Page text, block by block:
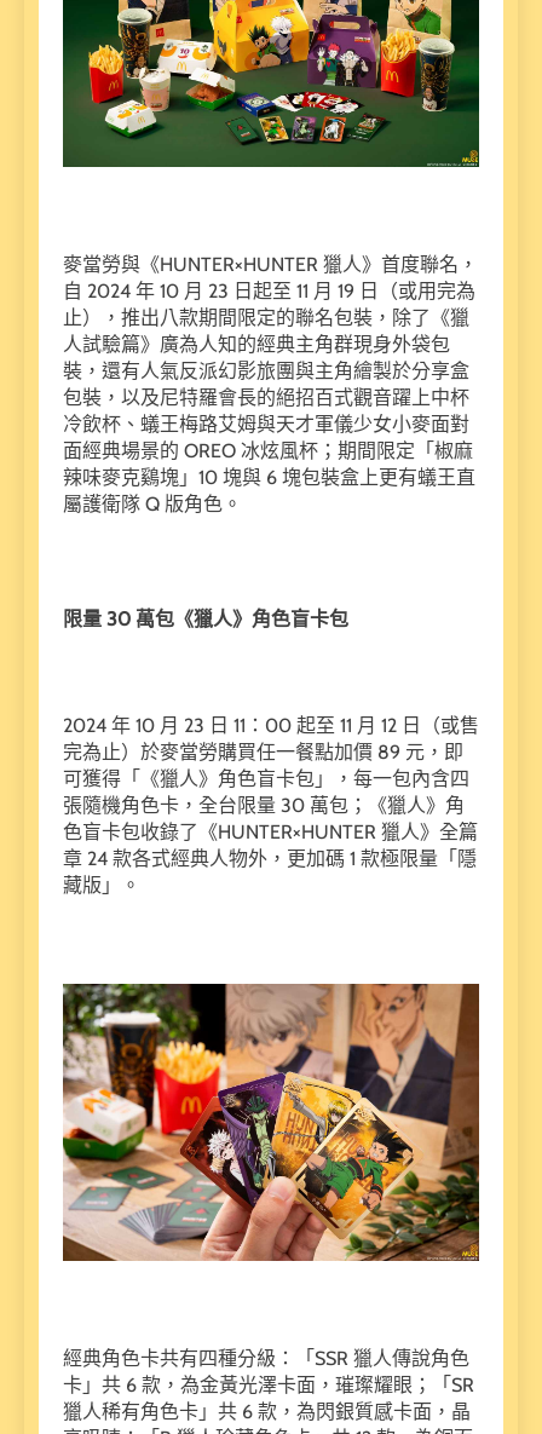
麥當勞與《HUNTER×HUNTER 獵人》首度聯名，
自 2024 年 10 月 23 日起至 11 月 19 日（或用完為
止），推出八款期間限定的聯名包裝，除了《獵
人試驗篇》廣為人知的經典主角群現身外袋包
裝，還有人氣反派幻影旅團與主角繪製於分享盒
包裝，以及尼特羅會長的絕招百式觀音躍上中杯
冷飲杯、蟻王梅路艾姆與天才軍儀少女小麥面對
面經典場景的 OREO 冰炫風杯；期間限定「椒麻
辣味麥克鷄塊」10 塊與 6 塊包裝盒上更有蟻王直
屬護衛隊 Q 版角色。
限量 30 萬包《獵人》角色盲卡包
2024 年 10 月 23 日 11：00 起至 11 月 12 日（或售
完為止）於麥當勞購買任一餐點加價 89 元，即
可獲得「《獵人》角色盲卡包」，每一包內含四
張隨機角色卡，全台限量 30 萬包；《獵人》角
色盲卡包收錄了《HUNTER×HUNTER 獵人》全篇
章 24 款各式經典人物外，更加碼 1 款極限量「隱
藏版」。
經典角色卡共有四種分級：「SSR 獵人傳說角色
卡」共 6 款，為金黃光澤卡面，璀璨耀眼；「SR
獵人稀有角色卡」共 6 款，為閃銀質感卡面，晶